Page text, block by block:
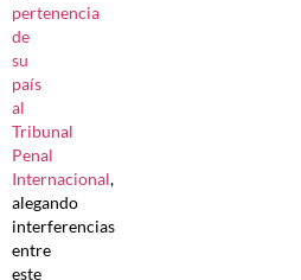
pertenencia
de
su
país
al
Tribunal
Penal
Internacional,
alegando
interferencias
entre
este